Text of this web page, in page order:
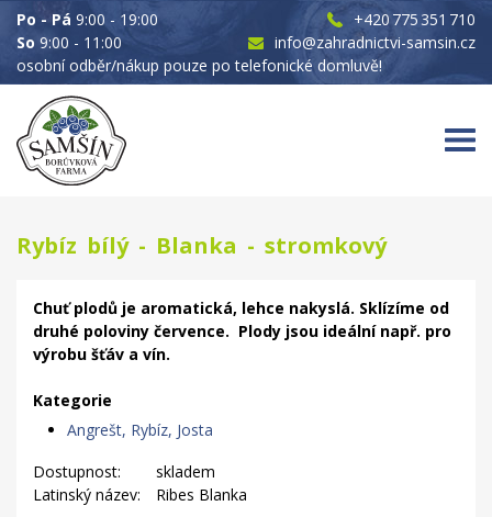
Po - Pá 9:00 - 19:00
So 9:00 - 11:00
+420 775 351 710
info@zahradnictvi-samsin.cz
osobní odběr/nákup pouze po telefonické domluvě!
Rybíz bílý - Blanka - stromkový
Chuť plodů je aromatická, lehce nakyslá. Sklízíme od
druhé poloviny července. Plody jsou ideální např. pro
výrobu šťáv a vín.
Kategorie
Angrešt, Rybíz, Josta
Dostupnost:
skladem
Latinský název:
Ribes Blanka